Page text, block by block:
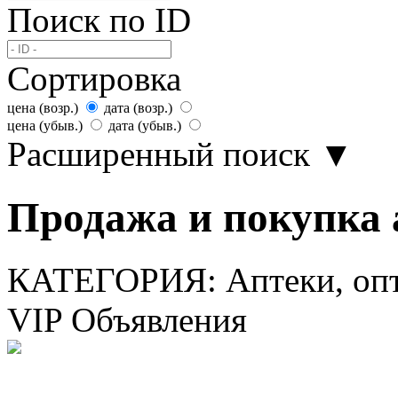
Поиск по ID
Сортировка
цена (возр.)
дата (возр.)
цена (убыв.)
дата (убыв.)
Расширенный поиск ▼
Продажа и покупка
КАТЕГОРИЯ: Аптеки,
VIP Объявления